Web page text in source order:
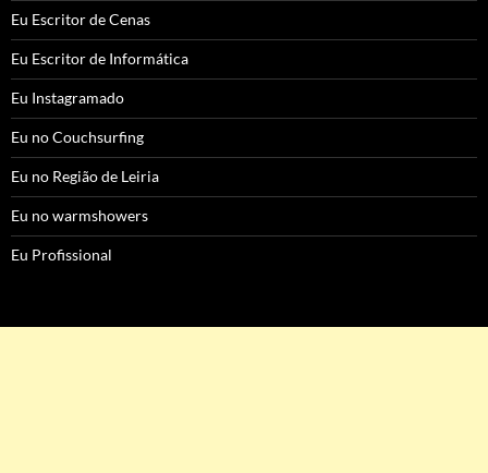
Eu Escritor de Cenas
Eu Escritor de Informática
Eu Instagramado
Eu no Couchsurfing
Eu no Região de Leiria
Eu no warmshowers
Eu Profissional